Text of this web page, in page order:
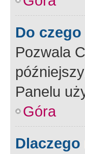
Do
Pozwala
Panelu
Góra